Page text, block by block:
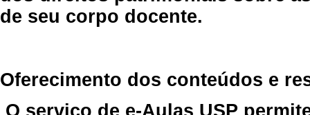
de seu corpo docente.
Oferecimento dos conteúdos e